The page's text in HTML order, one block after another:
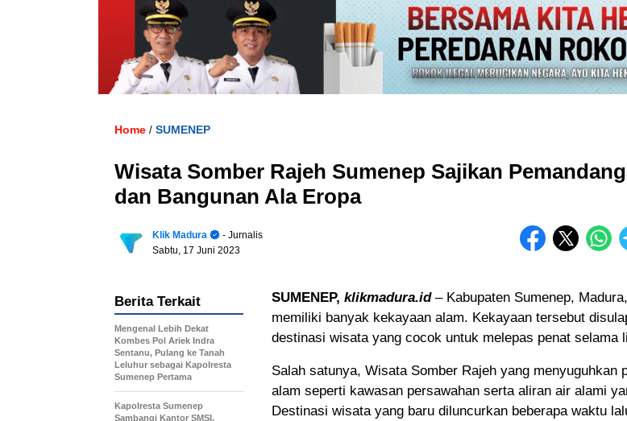
Home / SUMENEP
Wisata Somber Rajeh Sumenep Sajikan
dan Bangunan Ala Eropa
Klik Madura
- Jurnalis
Sabtu, 17 Juni 2023
SUMENEP, klikmadura.id– Kabupaten Sumenep,
memiliki banyak kekayaan alam. Kekayaan tersebut
destinasi wisata yang cocok untuk melepas penat selama
Salah satunya, Wisata Somber Rajeh yang menyuguhkan
alam seperti kawasan persawahan serta aliran air alami
Destinasi wisata yang baru diluncurkan beberapa waktu
Berita Terkait
Mengenal Lebih Dekat
Kombes Pol Ariek Indra
Sentanu, Pulang ke Tanah
Leluhur sebagai Kapolresta
Sumenep Pertama
Kapolresta Sumenep
Sambangi Kantor SMSI,